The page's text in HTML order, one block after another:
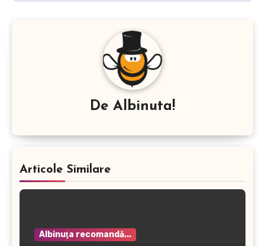
De Albinuta!
Articole Similare
Albinuţa recomandă...